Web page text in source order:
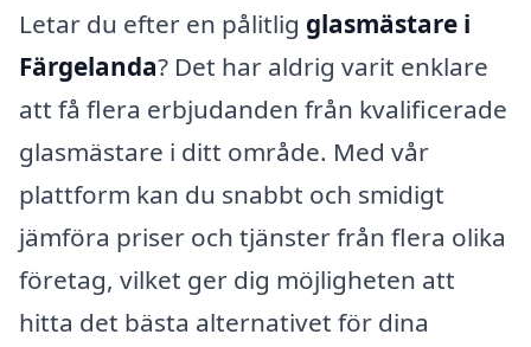
Letar du efter en pålitlig glasmästare i
Färgelanda? Det har aldrig varit enklare
att få flera erbjudanden från kvalificerade
glasmästare i ditt område. Med vår
plattform kan du snabbt och smidigt
jämföra priser och tjänster från flera olika
företag, vilket ger dig möjligheten att
hitta det bästa alternativet för dina